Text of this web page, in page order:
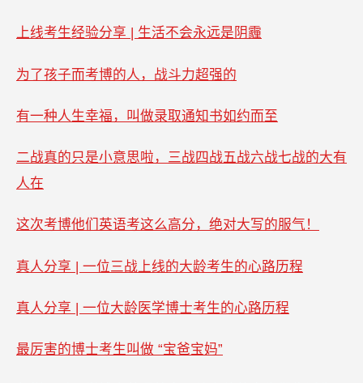
上线考生经验分享 | 生活不会永远是阴霾
为了孩子而考博的人，战斗力超强的
有一种人生幸福，叫做录取通知书如约而至
二战真的只是小意思啦，三战四战五战六战七战的大有
人在
这次考博他们英语考这么高分，绝对大写的服气！
真人分享 | 一位三战上线的大龄考生的心路历程
真人分享 | 一位大龄医学博士考生的心路历程
最厉害的博士考生叫做 “宝爸宝妈”